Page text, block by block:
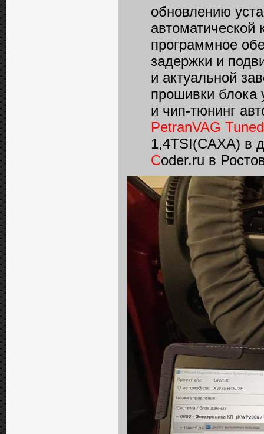
обновлению
программное
задержки и
и актуальной
прошивки блока
и чип-тюнинг
PetranVAG Tuned
1,4TSI(CAXA) в
Coder.ru в